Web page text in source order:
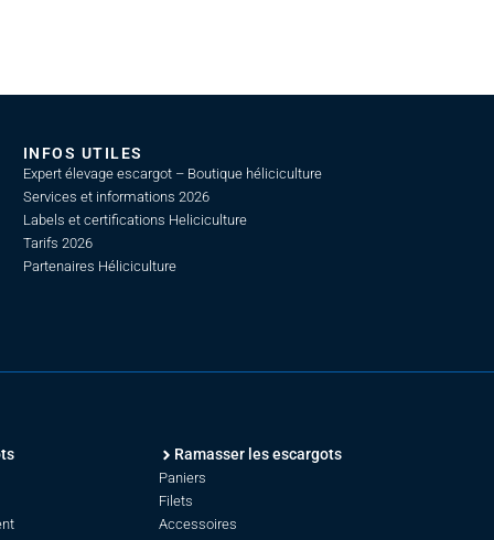
INFOS UTILES
Expert élevage escargot – Boutique héliciculture
Services et informations 2026
Labels et certifications Heliciculture
Tarifs 2026
Partenaires Héliciculture
Ramasser les escargots
Paniers
Filets
Accessoires